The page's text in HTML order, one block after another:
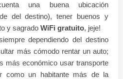
una buena ubicación
del destino), tener buenos y
y sagrado WiFi gratuito, jeje!
dependiendo del destino
más cómodo rentar un auto;
más económico usar transporte
como un habitante más de la